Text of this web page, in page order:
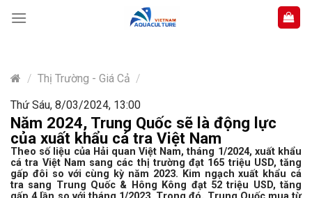
content
/ Thị Trường - Giá Cả /
Thứ Sáu, 8/03/2024, 13:00
Năm 2024, Trung Quốc sẽ là động lực
của xuất khẩu cá tra Việt Nam
Theo số liệu của Hải quan Việt Nam, tháng 1/2024, xuất khẩu
cá tra Việt Nam sang các thị trường đạt 165 triệu USD, tăng
gấp đôi so với cùng kỳ năm 2023. Kim ngạch xuất khẩu cá
tra sang Trung Quốc & Hông Kông đạt 52 triệu USD, tăng